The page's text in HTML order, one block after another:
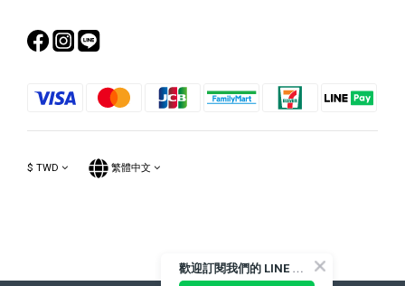
$ TWD 繁體中文
歡
迎訂閱我們的 LINE 官方帳號